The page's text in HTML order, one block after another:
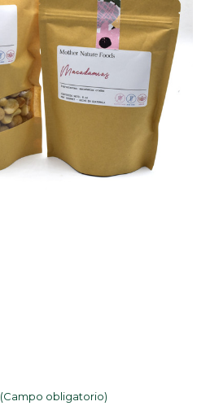
(Campo obligatorio)